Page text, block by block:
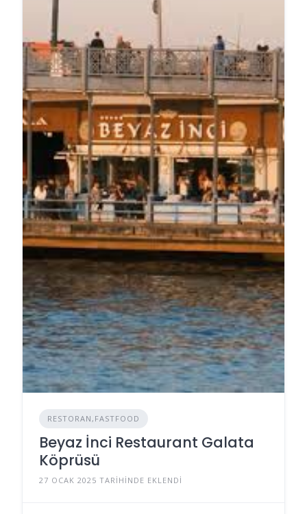
RESTORAN,FASTFOOD
Beyaz İnci Restaurant Galata
Köprüsü
27 OCAK 2025 TARIHINDE EKLENDI